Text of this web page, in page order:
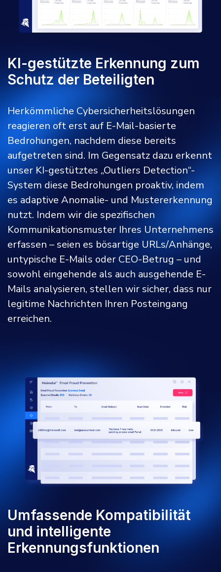
KI-gestützte Erkennung zum
Schutz der Beteiligten
Herkömmliche Cybersicherheitslösungen
reagieren oft erst auf E-Mail-basierte
Bedrohungen, nachdem diese bereits
aufgetreten sind. Im Gegensatz dazu erkennt
unser KI-gestütztes „Outliers Detection“-
System diese Bedrohungen proaktiv, indem
es adaptive Anomalie- und Mustererkennung
nutzt. Indem wir die spezifischen
Kommunikationsmuster Ihres Unternehmens
erfassen – seien es bösartige URLs/Anhänge,
untypische E-Mails oder CEO-Betrug – und
sowohl eingehende als auch ausgehende E-
Mails analysieren, stellen wir sicher, dass nur
legitime Nachrichten Ihren Posteingang
erreichen.
Umfassende Kompatibilität
und intelligente
Erkennungsfunktionen